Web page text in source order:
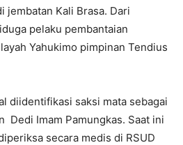
jembatan Kali Brasa. Dari
pelaku pembantaian
Yahukimo pimpinan Tendius
diidentifikasi saksi mata sebagai
Dedi Imam Pamungkas. Saat ini
secara medis di RSUD